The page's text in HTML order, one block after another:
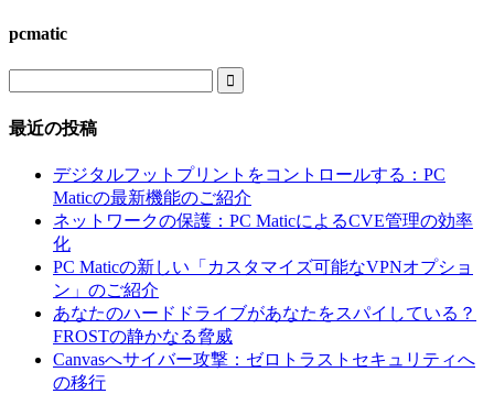
pcmatic

最近の投稿
デジタルフットプリントをコントロールする：PC
Maticの最新機能のご紹介
ネットワークの保護：PC MaticによるCVE管理の効率
化
PC Maticの新しい「カスタマイズ可能なVPNオプショ
ン」のご紹介
あなたのハードドライブがあなたをスパイしている？
FROSTの静かなる脅威
Canvasへサイバー攻撃：ゼロトラストセキュリティへ
の移行